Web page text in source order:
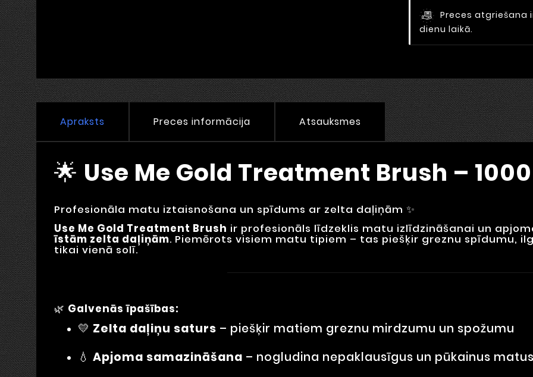
Preces atgriešana
dienu laikā.
Apraksts Preces informācija Atsauksmes
🌟 Use Me Gold Treatment Brush –
Profesionāla matu iztaisnošana un spīdums ar zelta daļiņām ✨
Use Me Gold Treatment Brush ir profesionāls līdzeklis matu izlīdzināšanai un
īstām zelta daļiņām. Piemērots visiem matu tipiem – tas piešķir greznu spīdumu,
tikai vienā solī.
🌿 Galvenās īpašības:
💛 Zelta daļiņu saturs – piešķir matiem greznu mirdzumu un spožumu
💧 Apjoma samazināšana – nogludina nepaklausīgus un pūkainus